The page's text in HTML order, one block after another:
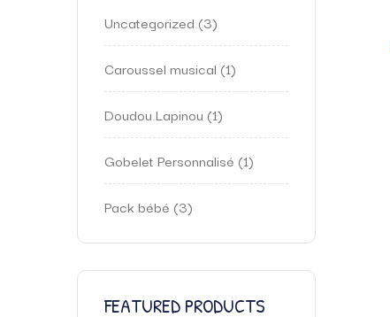
Uncategorized 3
Caroussel musical 1
Doudou Lapinou 1
Gobelet Personnalisé 1
Pack bébé 3
FEATURED PRODUCTS